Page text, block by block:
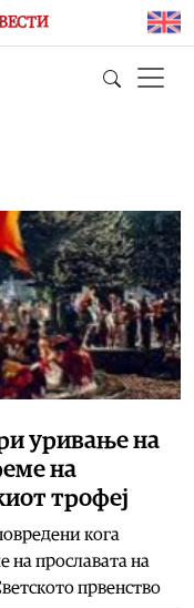
уривање на
на
трофеј
кога
на прославата на
првенство